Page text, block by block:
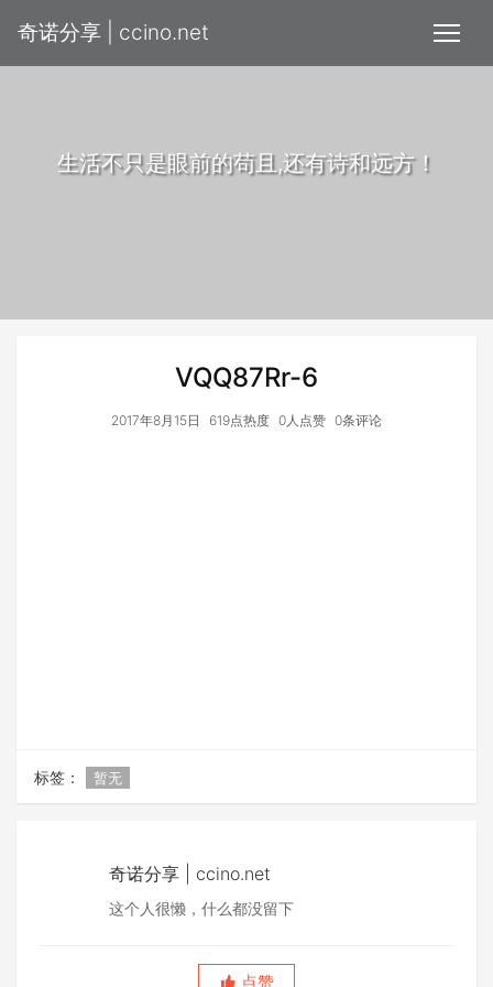
奇诺分享 | ccino.net
生活不只是眼前的苟且,还有诗和远方！
VQQ87Rr-6
2017年8月15日 619点热度 0人点赞 0条评论
标签： 暂无
奇诺分享 | ccino.net
这个人很懒，什么都没留下
点赞